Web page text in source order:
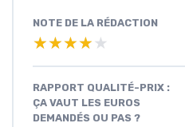
NOTE DE LA RÉDACTION
★★★★★
★★★★★
RAPPORT QUALITÉ-PRIX :
ÇA VAUT LES EUROS
DEMANDÉS OU PAS ?